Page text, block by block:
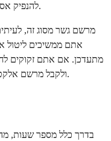
להנפיק אספקה לטווח קצר כדי לעזור לכם עד שתתגברו.
אתם ממשיכים ליטול
מתעדכן. אם אתם זקוקים
ולקבל מרשם אלקטרוני תוך שעות.
בדרך כלל מספר שעות,